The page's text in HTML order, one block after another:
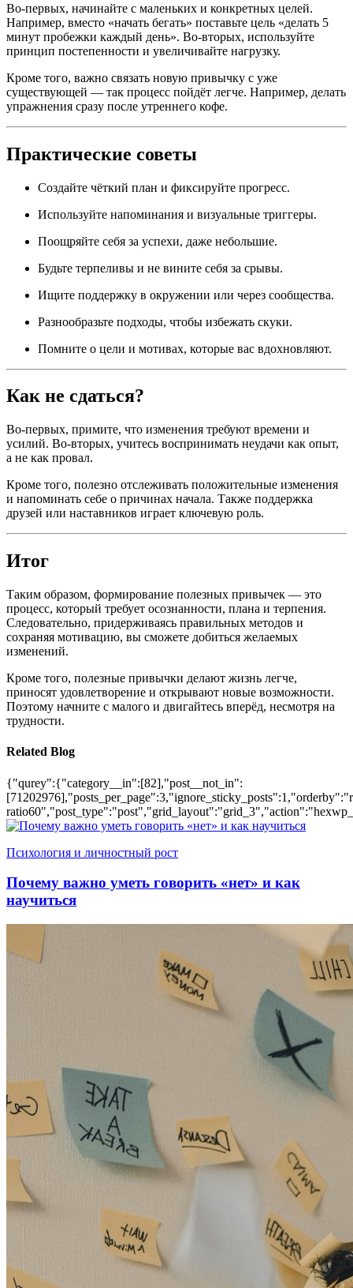
Во-первых, начинайте с маленьких и конкретных целей.
Например, вместо «начать бегать» поставьте цель «делать 5
минут пробежки каждый день». Во-вторых, используйте
принцип постепенности и увеличивайте нагрузку.
Кроме того, важно связать новую привычку с уже
существующей — так процесс пойдёт легче. Например, делать
упражнения сразу после утреннего кофе.
Практические советы
Создайте чёткий план и фиксируйте прогресс.
Используйте напоминания и визуальные триггеры.
Поощряйте себя за успехи, даже небольшие.
Будьте терпеливы и не вините себя за срывы.
Ищите поддержку в окружении или через сообщества.
Разнообразьте подходы, чтобы избежать скуки.
Помните о цели и мотивах, которые вас вдохновляют.
Как не сдаться?
Во-первых, примите, что изменения требуют времени и
усилий. Во-вторых, учитесь воспринимать неудачи как опыт,
а не как провал.
Кроме того, полезно отслеживать положительные изменения
и напоминать себе о причинах начала. Также поддержка
друзей или наставников играет ключевую роль.
Итог
Таким образом, формирование полезных привычек — это
процесс, который требует осознанности, плана и терпения.
Следовательно, придерживаясь правильных методов и
сохраняя мотивацию, вы сможете добиться желаемых
изменений.
Кроме того, полезные привычки делают жизнь легче,
приносят удовлетворение и открывают новые возможности.
Поэтому начните с малого и двигайтесь вперёд, несмотря на
трудности.
Related Blog
{"qurey":{"category__in":[82],"post__not_in":
Психология и личностный рост
Почему важно уметь говорить «нет» и как
научиться